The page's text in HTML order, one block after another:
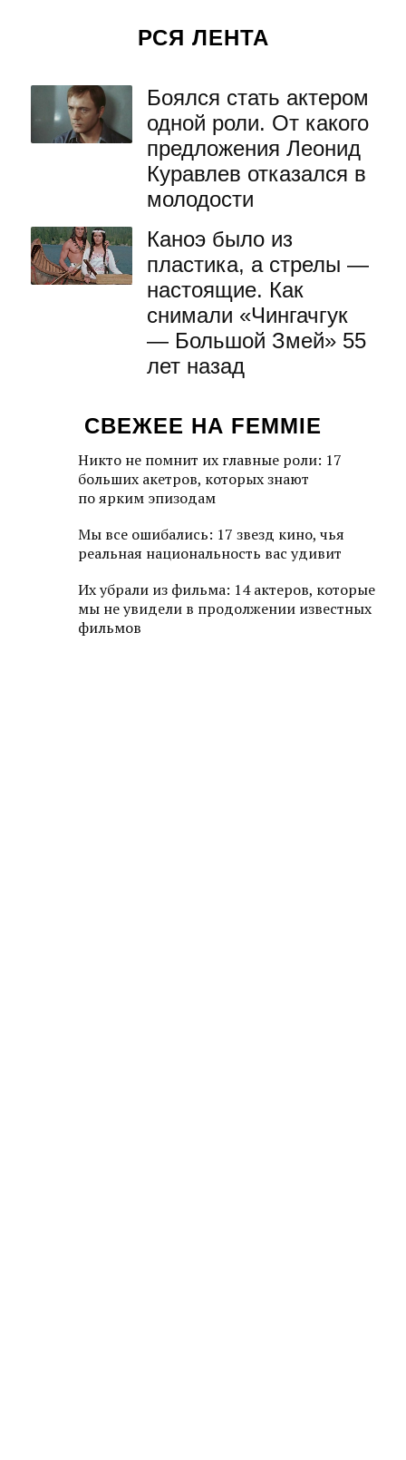
РСЯ ЛЕНТА
Боялся стать актером
одной роли. От какого
предложения Леонид
Куравлев отказался в
молодости
Каноэ было из
пластика, а стрелы —
настоящие. Как
снимали «Чингачгук
— Большой Змей» 55
лет назад
СВЕЖЕЕ НА FEMMIE
Никто не помнит их главные роли: 17
больших акетров, которых знают
по ярким эпизодам
Мы все ошибались: 17 звезд кино, чья
реальная национальность вас удивит
Их убрали из фильма: 14 актеров, которые
мы не увидели в продолжении известных
фильмов